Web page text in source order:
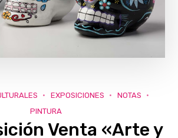
EXPOSICIONES
NOTAS
PINTURA
Venta «Arte y